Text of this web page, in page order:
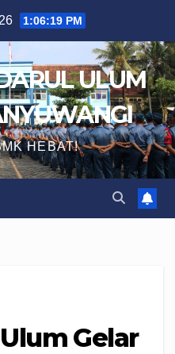
1:06:20 PM
ULUM
HEBAT!
Gelar